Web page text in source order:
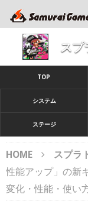
ス
TOP
システム
ステージ
HOME スプラ
性能アップ」の新
変化・性能・使い